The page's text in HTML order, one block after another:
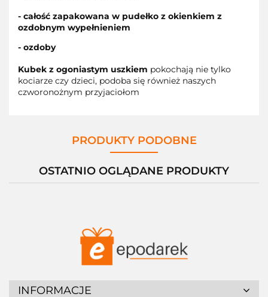
- całość zapakowana w pudełko z okienkiem z
ozdobnym wypełnieniem
- ozdoby
Kubek z ogoniastym uszkiem pokochają nie tylko
kociarze czy dzieci, podoba się również naszych
czworonożnym przyjaciołom
PRODUKTY PODOBNE
OSTATNIO OGLĄDANE PRODUKTY
INFORMACJE